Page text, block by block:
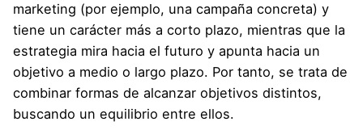
marketing (por ejemplo, una campaña concreta) y
tiene un carácter más a corto plazo, mientras que la
estrategia mira hacia el futuro y apunta hacia un
objetivo a medio o largo plazo. Por tanto, se trata de
combinar formas de alcanzar objetivos distintos,
buscando un equilibrio entre ellos.